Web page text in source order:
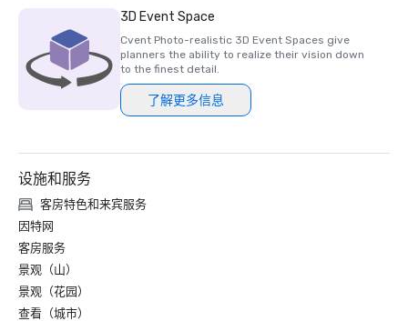
3D Event Space
Cvent Photo-realistic 3D Event Spaces give
planners the ability to realize their vision down
to the finest detail.
了解更多信息
设施和服务
客房特色和来宾服务
因特网
客房服务
景观（山）
景观（花园）
查看（城市）